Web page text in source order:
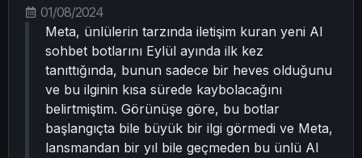
01/08/2024
Meta, ünlülerin tarzında iletişim kuran yeni AI
sohbet botlarını Eylül ayında ilk kez
tanıttığında, bunun sadece bir heves olduğunu
ve bu ilginin kısa sürede kaybolacağını
belirtmiştim. Görünüşe göre, bu botlar
başlangıçta bile büyük bir ilgi görmedi ve Meta,
lansmandan bir yıl bile geçmeden bu ünlü AI